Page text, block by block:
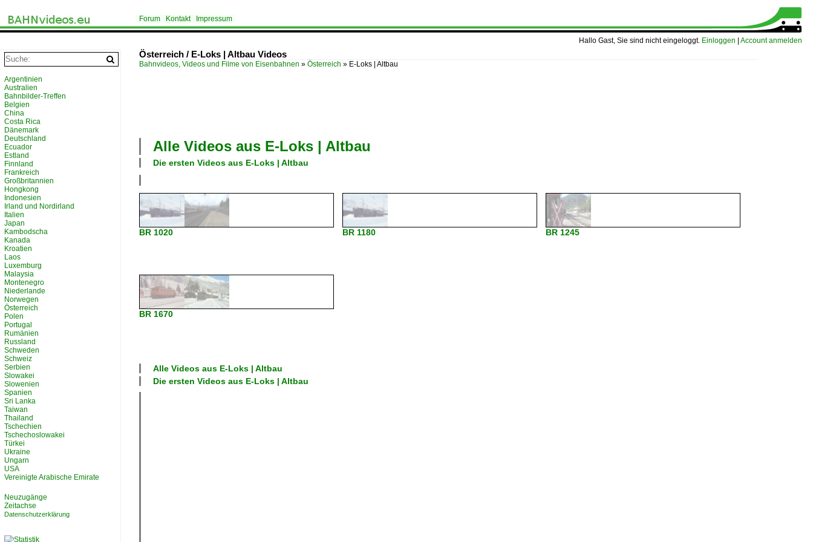
Hallo Gast, Sie sind nicht eingeloggt. Einloggen Account anmelden
Forum Kontakt Impressum
Österreich / E-Loks | Altbau Videos
Bahnvideos, Videos und Filme von Eisenbahnen » Österreich » E-Loks | Altbau
Alle Videos aus E-Loks | Altbau
Die ersten Videos aus E-Loks | Altbau
BR 1020 BR 1180 BR 1245
BR 1670
Alle Videos aus E-Loks | Altbau
Die ersten Videos aus E-Loks | Altbau
Argentinien
Australien
Bahnbilder-Treffen
Belgien
China
Costa Rica
Dänemark
Deutschland
Ecuador
Estland
Finnland
Frankreich
Großbritannien
Hongkong
Indonesien
Irland und Nordirland
Italien
Japan
Kambodscha
Kanada
Kroatien
Laos
Luxemburg
Malaysia
Montenegro
Niederlande
Norwegen
Österreich
Polen
Portugal
Rumänien
Russland
Schweden
Schweiz
Serbien
Slowakei
Slowenien
Spanien
Sri Lanka
Taiwan
Thailand
Tschechien
Tschechoslowakei
Türkei
Ukraine
Ungarn
USA
Vereinigte Arabische Emirate
Neuzugänge
Zeitachse
Datenschutzerklärung